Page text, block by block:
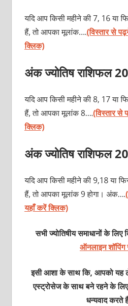
यदि आप किसी महीने की 7, 16 या
हैं, तो आपका मूलांक….(विस्तार से
क्लिक)
अंक ज्योतिष राशिफल
यदि आप किसी महीने की 8, 17 या
हैं, तो आपका मूलांक 8….(विस्तार से
क्लिक)
अंक ज्योतिष राशिफल
यदि आप किसी महीने की 9,18 या
हैं, तो आपका मूलांक 9 होगा। अंक….
यहाँ करें क्लिक)
सभी ज्योतिषीय समाधानों के
ऑनलाइन शॉपिंग
इसी आशा के साथ कि, आपको यह
एस्ट्रोसेज के साथ बने रहने के
धन्यवाद करते